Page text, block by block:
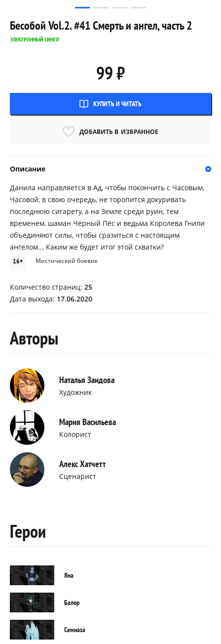
Бесобой Vol.2. #41 Смерть и ангел, часть 2
ЭЛЕКТРОННЫЙ СИНГЛ
99 ₽
КУПИТЬ И ЧИТАТЬ
ДОБАВИТЬ В ИЗБРАННОЕ
Описание
Данила направляется в Ад, чтобы покончить с Часовым,
Часовой, в свою очередь, не торопится докуривать
последнюю сигарету, а на Земле среди руин, тем
временем, шаман Чёрный Пёс и ведьма Королева Гнили
объединяют силы, чтобы сразиться с настоящим
ангелом... Каким же будет итог этой схватки?
16+ Мистический боевик
Количество страниц: 25
Дата выхода: 17.06.2020
Авторы
Наталья Заидова
Художник
Мария Васильева
Колорист
Алекс Хатчетт
Сценарист
Герои
Яна
Балор
Семиаза